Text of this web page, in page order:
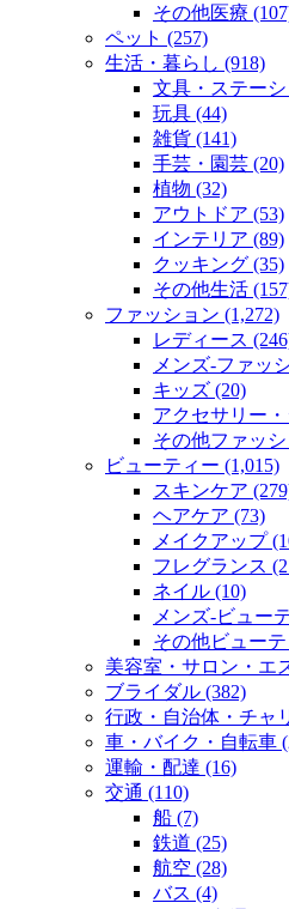
その他医療
ペット (257)
生活・暮らし (918)
文具・ステー
玩具 (44)
雑貨 (141)
手芸・園芸 (20)
植物 (32)
アウトドア (53)
インテリア (89)
クッキング (35)
その他生活
ファッション (1,272)
レディース
メンズ‐ファッ
キッズ (20)
アクセサリー
その他ファッ
ビューティー (1,015)
スキンケア
ヘアケア (73)
メイクアップ
フレグランス
ネイル (10)
メンズ‐ビュー
その他ビュー
美容室・サロン・エ
ブライダル (382)
行政・自治体・チャ
車・バイク・自転車
運輸・配達 (16)
交通 (110)
船 (7)
鉄道 (25)
航空 (28)
バス (4)